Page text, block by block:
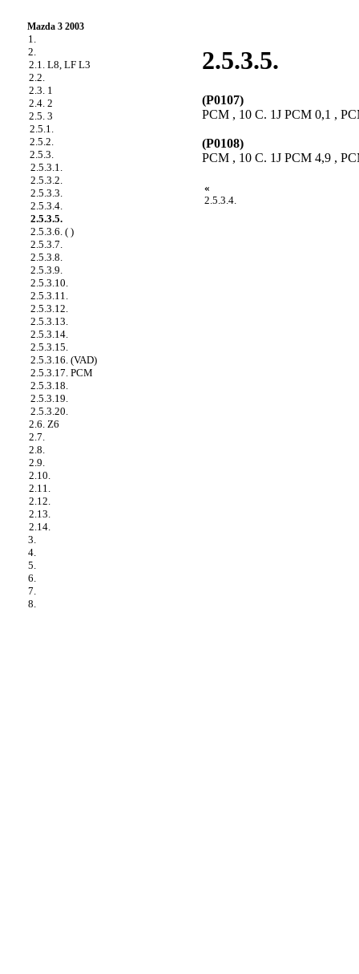
Mazda 3 2003
1.
2.
2.1. L8, LF L3
2.2.
2.3. 1
2.4. 2
2.5. 3
2.5.1.
2.5.2.
2.5.3.
2.5.3.1.
2.5.3.2.
2.5.3.3.
2.5.3.4.
2.5.3.5.
2.5.3.6. ( )
2.5.3.7.
2.5.3.8.
2.5.3.9.
2.5.3.10.
2.5.3.11.
2.5.3.12.
2.5.3.13.
2.5.3.14.
2.5.3.15.
2.5.3.16. (VAD)
2.5.3.17. PCM
2.5.3.18.
2.5.3.19.
2.5.3.20.
2.6. Z6
2.7.
2.8.
2.9.
2.10.
2.11.
2.12.
2.13.
2.14.
3.
4.
5.
6.
7.
8.
2.5.3.5.
(P0107)
PCM , 10 C. 1J PCM 0,1 ,
(P0108)
PCM , 10 C. 1J PCM 4,9 ,
«
2.5.3.4.